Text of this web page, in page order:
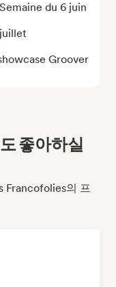
du 6 juin
Groover
좋아하실
Francofolies의 프